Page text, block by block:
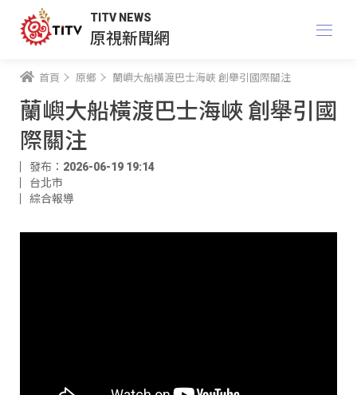
TITV NEWS
原視新聞網
首頁 原鄉 蘭嶼大船橫渡巴士海峽 創舉引國際關注
蘭嶼大船橫渡巴士海峽 創舉引國
際關注
發布：2026-06-19 19:14
台北市
綜合報導